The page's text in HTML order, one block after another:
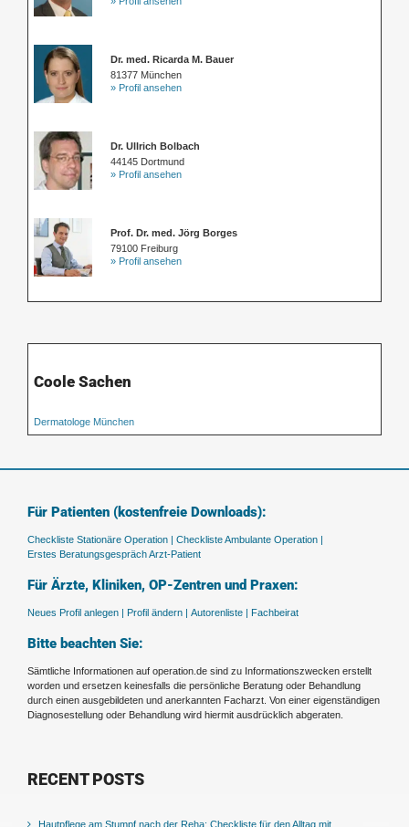
Dr. med. Ricarda M. Bauer
81377 München
» Profil ansehen
Dr. Ullrich Bolbach
44145 Dortmund
» Profil ansehen
Prof. Dr. med. Jörg Borges
79100 Freiburg
» Profil ansehen
Coole Sachen
Dermatologe München
Für Patienten (kostenfreie Downloads):
Checkliste Stationäre Operation | Checkliste Ambulante Operation |
Erstes Beratungsgespräch Arzt-Patient
Für Ärzte, Kliniken, OP-Zentren und Praxen:
Neues Profil anlegen | Profil ändern | Autorenliste | Fachbeirat
Bitte beachten Sie:
Sämtliche Informationen auf operation.de sind zu Informationszwecken erstellt
worden und ersetzen keinesfalls die persönliche Beratung oder Behandlung
durch einen ausgebildeten und anerkannten Facharzt. Von einer eigenständigen
Diagnosestellung oder Behandlung wird hiermit ausdrücklich abgeraten.
RECENT POSTS
Hautpflege am Stumpf nach der Reha: Checkliste für den Alltag mit